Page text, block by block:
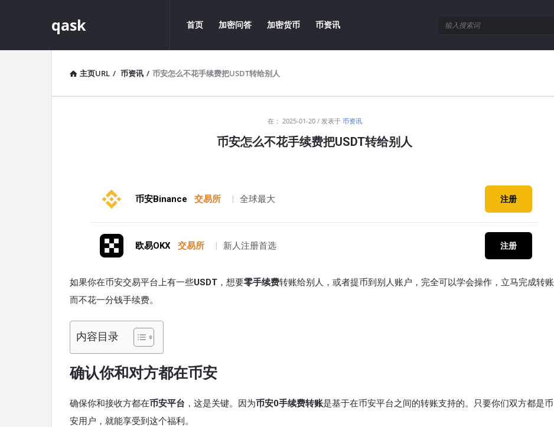
qask
导
航
首页 加密问答 加密货币 币资讯
主页URL / 币资讯 / 币安怎么不花手续费把USDT转给别人
在： 2025-01-20 发表于 币资讯
币安怎么不花手续费把USDT转给别人
币安Binance 交易所 | 全球最大 注册
欧易OKX 交易所 | 新人注册首选 注册
如果你在币安交易平台上有一些USDT ，想要零手续费转账给别人，或者提币到别人账户，完全可以学会操作，立马完成转账
而不花一分钱手续费。
内容目录
确认你和对方都在币安
确保你和接收方都在币安平台 ，这是关键。因为币安0手续费转账是基于在币安平台之间的转账支持的。只要你们双方都是币
安用户，就能享受到这个福利。